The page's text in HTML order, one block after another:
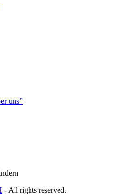
uns”
- All rights reserved.